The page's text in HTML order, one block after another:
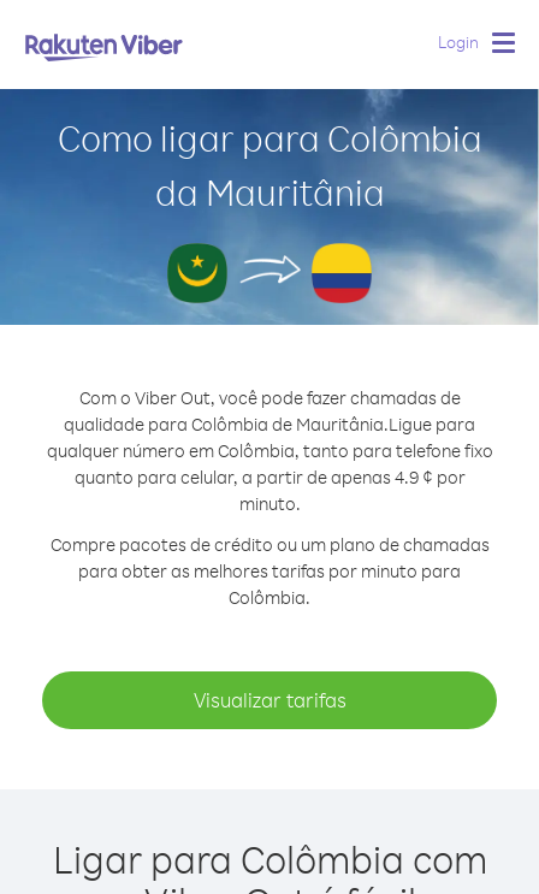
Login
Como ligar para Colômbia
da Mauritânia
Com o Viber Out, você pode fazer chamadas de
qualidade para Colômbia de Mauritânia.Ligue para
qualquer número em Colômbia, tanto para telefone fixo
quanto para celular, a partir de apenas 4.9 ¢ por
minuto.
Compre pacotes de crédito ou um plano de chamadas
para obter as melhores tarifas por minuto para
Colômbia.
Visualizar tarifas
Ligar para Colômbia com